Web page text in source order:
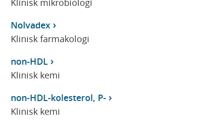
Klinisk mikrobiologi
Nolvadex
Klinisk farmakologi
non-HDL
Klinisk kemi
non-HDL-kolesterol, P-
Klinisk kemi